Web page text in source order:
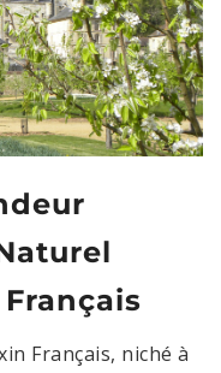
Français, niché à